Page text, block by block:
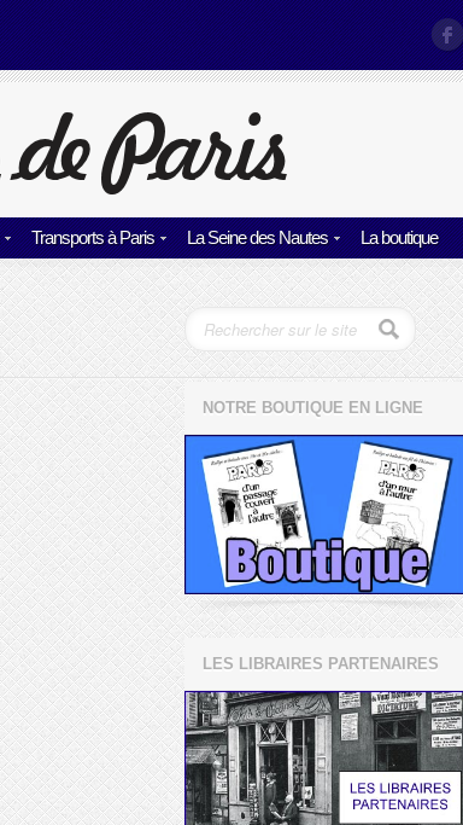
Transports à Paris La Seine des Nautes La boutique
NOTRE BOUTIQUE EN LIGNE
LES LIBRAIRES PARTENAIRES